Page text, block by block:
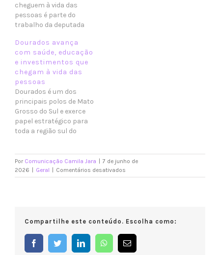
cheguem à vida das
pessoas é parte do
trabalho da deputada
MS). Em Deodápolis,
essa atuação se traduz
em mais educação,
estrutura e qualidade de
vida para a população.
Por meio de emenda
parlamentar, a deputada
destinou R$400 mil ao
município…
Dourados avança
com saúde, educação
e investimentos que
chegam à vida das
pessoas
Dourados é um dos
principais polos de Mato
Grosso do Sul e exerce
papel estratégico para
toda a região sul do
a quem vive a cidade
todos os dias tem sido
parte do trabalho da
Por Comunicação Camila Jara
7 de junho de
2026
Geral Comentários desativados
Entre
Jaraguari
melhorias
chegarem
Compartilhe este conteúdo. Escolha como:
FacebookTwitterLinkedIn WhatsApp
E-
mail